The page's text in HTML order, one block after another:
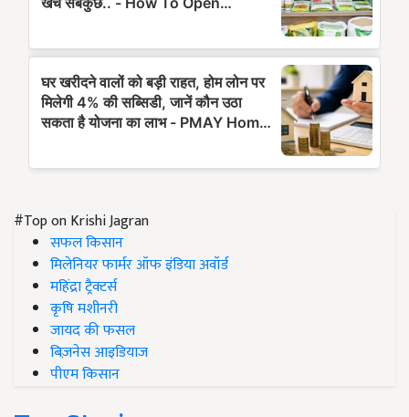
#Top on Krishi Jagran
सफल किसान
मिलेनियर फार्मर ऑफ इंडिया अवॉर्ड
महिंद्रा ट्रैक्टर्स
कृषि मशीनरी
जायद की फसल
बिज़नेस आइडियाज
पीएम किसान